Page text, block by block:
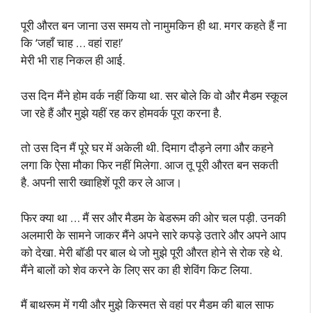
पूरी औरत बन जाना उस समय तो नामुमकिन ही था. मगर कहते हैं ना
कि ‘जहाँ चाह … वहां राह!’
मेरी भी राह निकल ही आई.
उस दिन मैंने होम वर्क नहीं किया था. सर बोले कि वो और मैडम स्कूल
जा रहे हैं और मुझे यहीं रह कर होमवर्क पूरा करना है.
तो उस दिन मैं पूरे घर में अकेली थी. दिमाग दौड़ने लगा और कहने
लगा कि ऐसा मौका फिर नहीं मिलेगा. आज तू पूरी औरत बन सकती
है. अपनी सारी ख्वाहिशें पूरी कर ले आज।
फिर क्या था … मैं सर और मैडम के बेडरूम की ओर चल पड़ी. उनकी
अलमारी के सामने जाकर मैंने अपने सारे कपड़े उतारे और अपने आप
को देखा. मेरी बॉडी पर बाल थे जो मुझे पूरी औरत होने से रोक रहे थे.
मैंने बालों को शेव करने के लिए सर का ही शेविंग किट लिया.
मैं बाथरूम में गयी और मुझे किस्मत से वहां पर मैडम की बाल साफ